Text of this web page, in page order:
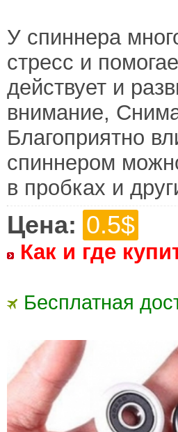
У спиннера
стресс и
действует и
внимание,
Благоприятно
спиннером
в пробках и
Цена: 0.5$
Как и где
Бесплатная